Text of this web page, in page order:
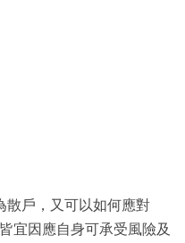
散戶，又可以如何應對
宜因應自身可承受風險及